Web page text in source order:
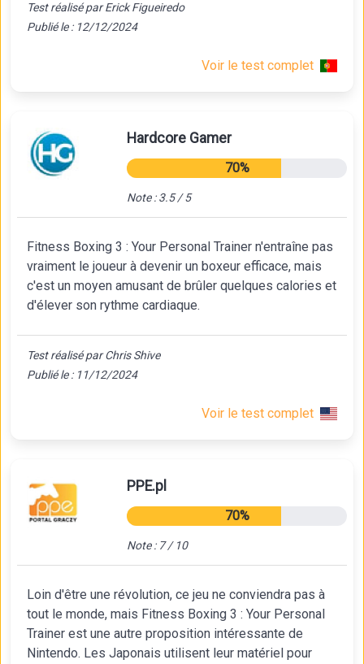
Test réalisé par Erick Figueiredo
Publié le : 12/12/2024
Voir le test complet
Hardcore Gamer
70%
Note : 3.5 / 5
Fitness Boxing 3 : Your Personal Trainer n'entraîne pas
vraiment le joueur à devenir un boxeur efficace, mais
c'est un moyen amusant de brûler quelques calories et
d'élever son rythme cardiaque.
Test réalisé par Chris Shive
Publié le : 11/12/2024
Voir le test complet
PPE.pl
70%
Note : 7 / 10
Loin d'être une révolution, ce jeu ne conviendra pas à
tout le monde, mais Fitness Boxing 3 : Your Personal
Trainer est une autre proposition intéressante de
Nintendo. Les Japonais utilisent leur matériel pour